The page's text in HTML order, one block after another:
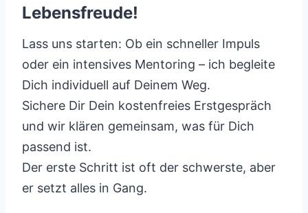
Lebensfreude!
Lass uns starten: Ob ein schneller Impuls
oder ein intensives Mentoring – ich begleite
Dich individuell auf Deinem Weg.
Sichere Dir Dein kostenfreies Erstgespräch
und wir klären gemeinsam, was für Dich
passend ist.
Der erste Schritt ist oft der schwerste, aber
er setzt alles in Gang.